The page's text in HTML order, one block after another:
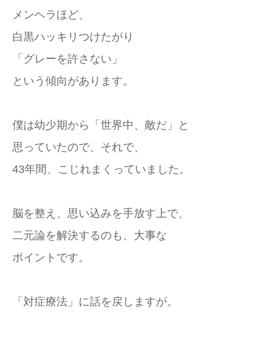
メンヘラほど、
白黒ハッキリつけたがり
「グレーを許さない」
という傾向があります。
僕は幼少期から「世界中、敵だ」と
思っていたので、それで、
43年間、こじれまくっていました。
脳を整え、思い込みを手放す上で、
二元論を解決するのも、大事な
ポイントです。
「対症療法」に話を戻しますが。